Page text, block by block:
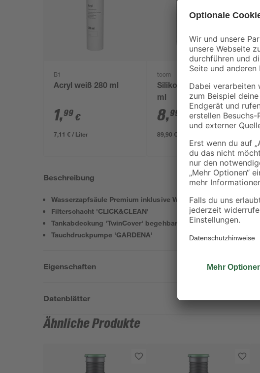
B1
Acryl weiß 280 ml
1,99 €
7,11 € / Liter
toom
Silikonentferner 100
ml
8,99
89,90 € / Liter
Beschreibung
Wasserzapfsäule Premium inklusive Wasserhahn
Filterschacht 'CLICK&CLEAN'
Tankabdeckung 'TwinCover' begehbar
Tauchdruckpumpe 'GARDENA'
Eigenschaften
Datenblätter
Ähnliche Produkte